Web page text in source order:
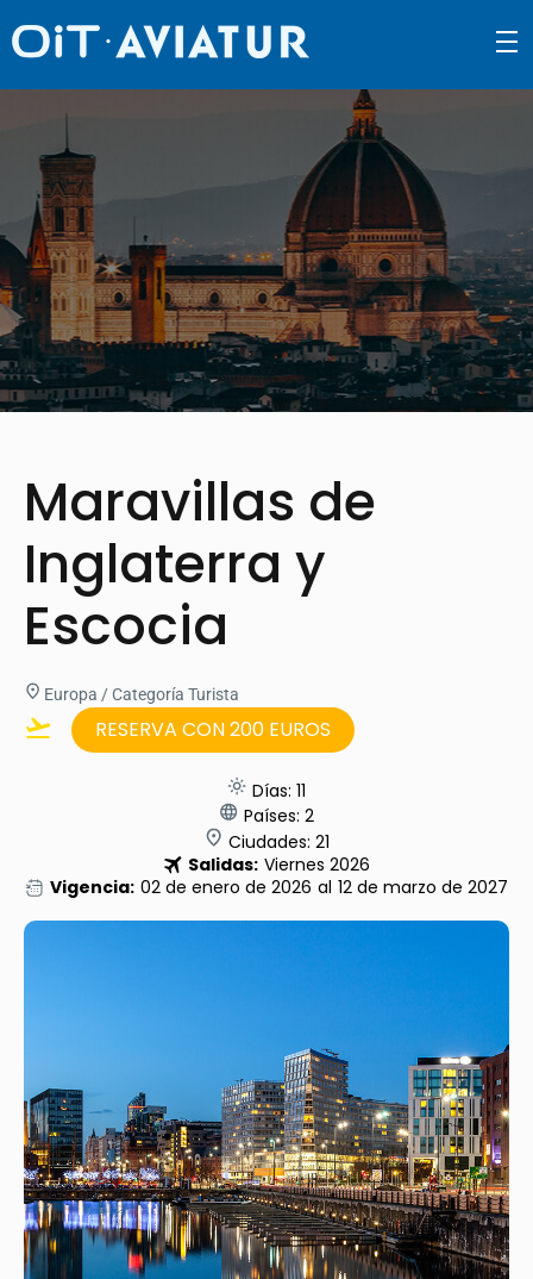
density_medium
Maravillas de
Inglaterra y
Escocia
Europa / Categoría Turista
RESERVA CON 200 EUROS
Días: 11
Países: 2
Ciudades: 21
Salidas: Viernes 2026
Vigencia: 02 de enero de 2026 al 12 de marzo de 2027